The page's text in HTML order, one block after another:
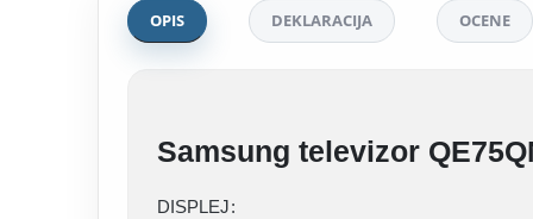
OPIS DEKLARACIJA OCENE
Samsung televizor
DISPLEJ: